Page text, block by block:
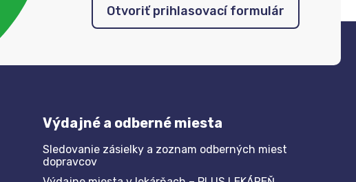
Otvoriť prihlasovací formulár
Výdajné a odberné miesta
Sledovanie zásielky a zoznam odberných miest
dopravcov